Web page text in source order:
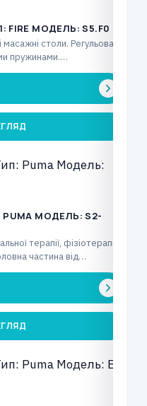
FIRE МОДЕЛЬ: S5.F0
столи. Регульована
пружинами.…
S2-
терапії, фізіотерапії.
частина від…